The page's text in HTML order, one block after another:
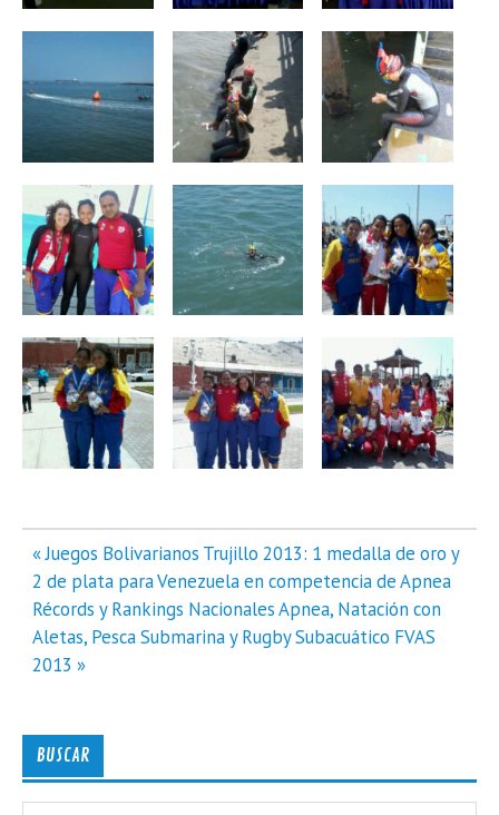
Navegación
de
entradas
« Juegos Bolivarianos Trujillo 2013: 1 medalla de oro y
2 de plata para Venezuela en competencia de Apnea
Récords y Rankings Nacionales Apnea, Natación con
Aletas, Pesca Submarina y Rugby Subacuático FVAS
2013 »
BUSCAR